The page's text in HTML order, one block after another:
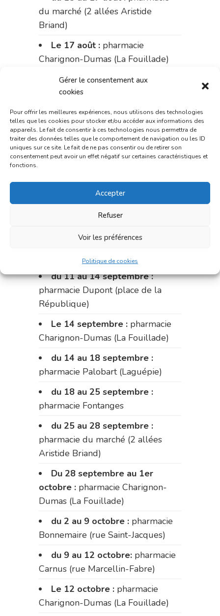
Gérer le consentement aux
cookies
Pour offrir les meilleures expériences, nous utilisons des technologies
telles que les cookies pour stocker et/ou accéder aux informations des
appareils. Le fait de consentir à ces technologies nous permettra de
traiter des données telles que le comportement de navigation ou les ID
uniques sur ce site. Le fait de ne pas consentir ou de retirer son
consentement peut avoir un effet négatif sur certaines caractéristiques et
fonctions.
Accepter
Refuser
Voir les préférences
Politique de cookies
du marché (2 allées Aristide
Briand)
Le 17 août : pharmacie
Charignon-Dumas (La Fouillade)
du 17 au 21 août :pharmacie
Palobart (Laguépie)
du 21 au 28 août :pharmacie
Dupont (place de la République)
du 28 au 31 août :pharmacie
Bonnemaire (rue Saint-Jacques)
Du 31 août au 4 septembre :
pharmacie Charignon-Dumas (La
pharmacie Carnus (rue Marcellin-
du 11 au 14 septembre :
pharmacie Dupont (place de la
République)
Le 14 septembre : pharmacie
Charignon-Dumas (La Fouillade)
du 14 au 18 septembre :
pharmacie Palobart (Laguépie)
du 18 au 25 septembre :
pharmacie Fontanges
du 25 au 28 septembre :
pharmacie du marché (2 allées
Aristide Briand)
Du 28 septembre au 1er
octobre : pharmacie Charignon-
Dumas (La Fouillade)
du 2 au 9 octobre : pharmacie
Bonnemaire (rue Saint-Jacques)
du 9 au 12 octobre: pharmacie
Carnus (rue Marcellin-Fabre)
Le 12 octobre : pharmacie
Charignon-Dumas (La Fouillade)